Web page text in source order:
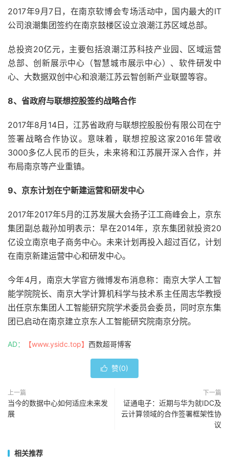
2017年9月7日，在南京软博会专场活动中，国内最大的IT
公司浪潮集团签约在南京鼓楼区设立浪潮江苏区域总部。
总投资20亿元，主要包括浪潮江苏科技产业园、区域运营
总部、创新展示中心（智慧城市展示中心）、软件研发中
心、大数据双创中心和浪潮江苏云智创新产业联盟等容。
8、省政府与联想控股签约战略合作
2017年8月14日，江苏省政府与联想控股股份有限公司在宁
签署战略合作协议。意味着，联想控股这家2016年营收
3000多亿人民币的巨头，未来将和江苏展开深入合作，并
布局南京等产业重镇。
9、京东计划在宁新建运营和研发中心
2017年2017年5月的江苏发展大会扬子江工商峰会上，京东
集团副总裁孙加明表示：早在2014年，京东集团就投资20
亿设立南京电子商务中心。未来计划再投入超过百亿，计划
在南京新建运营中心和研发中心。
今年4月，南京大学官方微博发布消息称：南京大学人工智
能学院院长、南京大学计算机科学与技术系主任周志华教授
出任京东集团人工智能研究院学术委员会委员，同时京东集
团已启动在南京建立京东人工智能研究院南京分院。
AD： 【www.ysidc.top】 西数超哥博客
 赞(0)
上一篇
当今的数据中心如何适应未来发
展
下一篇
证通电子：近期与华为就IDC及
云计算领域的合作签署框架性协
议
相关推荐